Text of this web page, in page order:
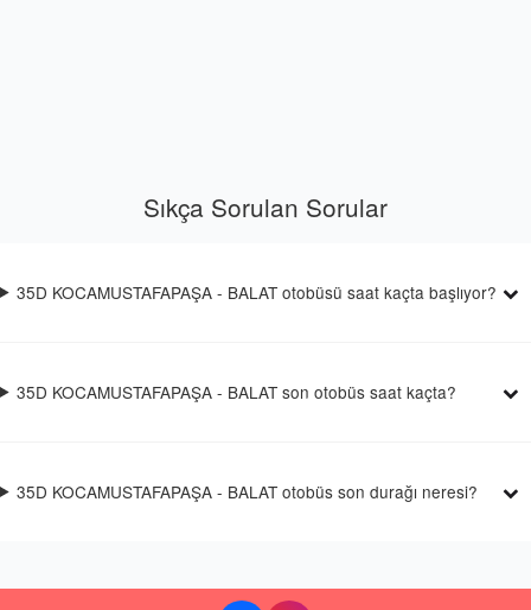
Sıkça Sorulan Sorular
35D KOCAMUSTAFAPAŞA - BALAT otobüsü saat kaçta başlıyor?
35D KOCAMUSTAFAPAŞA - BALAT son otobüs saat kaçta?
35D KOCAMUSTAFAPAŞA - BALAT otobüs son durağı neresi?